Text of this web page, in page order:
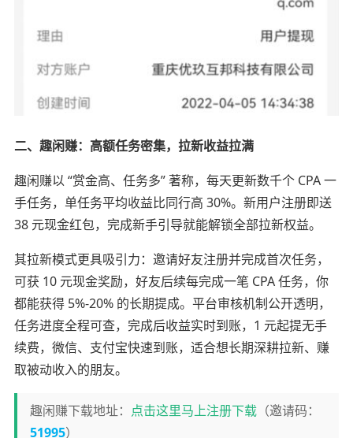
二、趣闲赚：高额任务密集，拉新收益拉满
趣闲赚以 “赏金高、任务多” 著称，每天更新数千个 CPA 一
手任务，单任务平均收益比同行高 30%。新用户注册即送
38 元现金红包，完成新手引导就能解锁全部拉新权益。
其拉新模式更具吸引力：邀请好友注册并完成首次任务，
可获 10 元现金奖励，好友后续每完成一笔 CPA 任务，你
都能获得 5%-20% 的长期提成。平台审核机制公开透明，
任务进度全程可查，完成后收益实时到账，1 元起提无手
续费，微信、支付宝快速到账，适合想长期深耕拉新、赚
取被动收入的朋友。
趣闲赚下载地址： 点击这里马上注册下载（邀请码：
51995）